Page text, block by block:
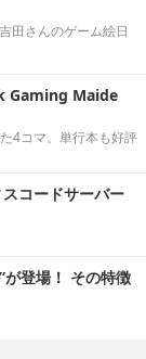
田さんのゲーム絵日
Gaming Maide
4コマ。単行本も好評
コードサーバー
が登場！ その特徴